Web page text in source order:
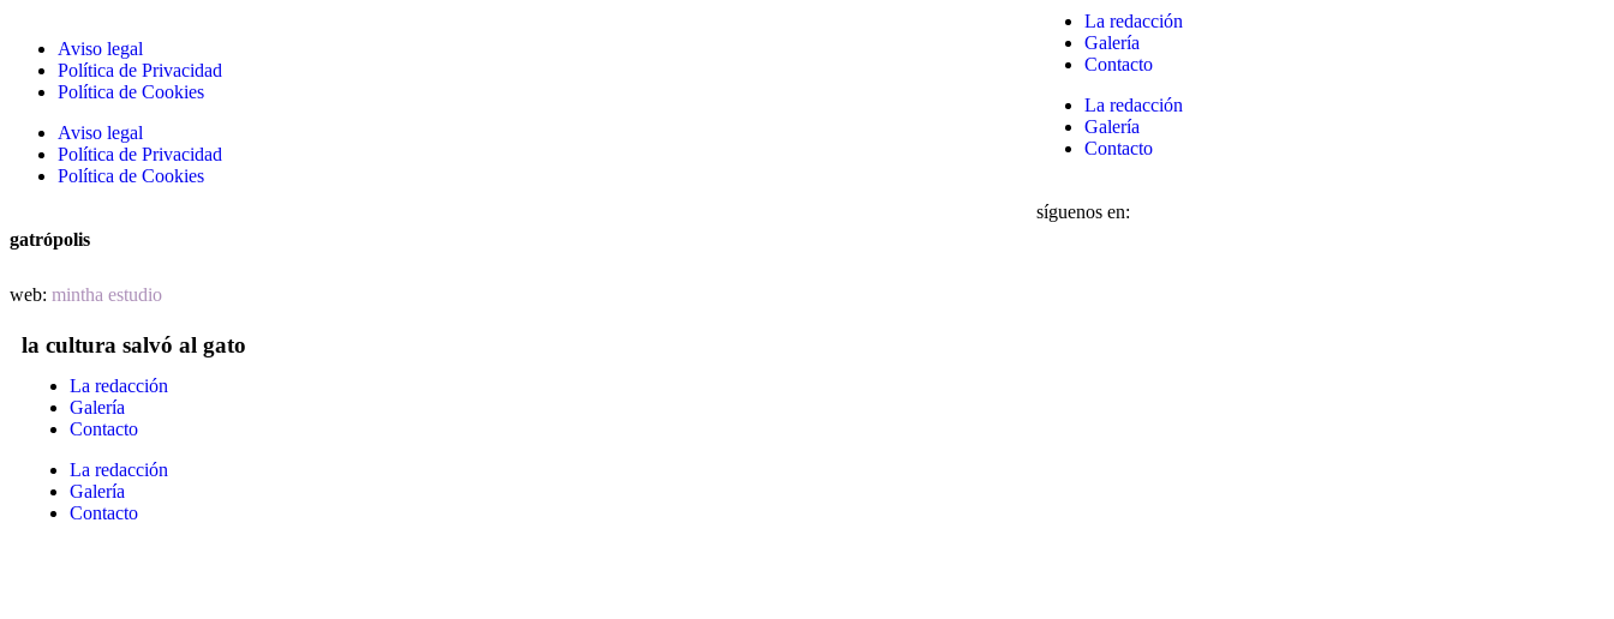
Aviso legal
Política de Privacidad
Política de Cookies
Aviso legal
Política de Privacidad
Política de Cookies
gatrópolis
web: mintha estudio
La redacción
Galería
Contacto
La redacción
Galería
Contacto
síguenos en:
la cultura salvó al gato
La redacción
Galería
Contacto
La redacción
Galería
Contacto